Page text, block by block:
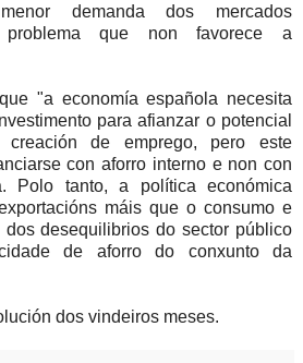
demanda dos mercados
que non favorece a
que "a economía española necesita
para afianzar o potencial
de emprego, pero este
con aforro interno e non con
Polo tanto, a política económica
máis que o consumo e
dosdesequilibrios do sector público
de aforro do conxunto da
dos vindeiros meses.